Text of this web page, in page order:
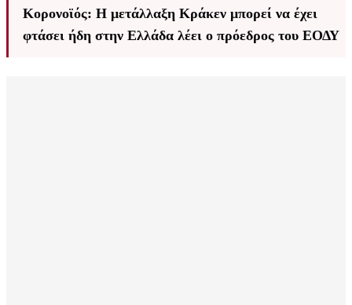
Κορονοϊός: Η μετάλλαξη Κράκεν μπορεί να έχει
φτάσει ήδη στην Ελλάδα λέει ο πρόεδρος του ΕΟΔΥ